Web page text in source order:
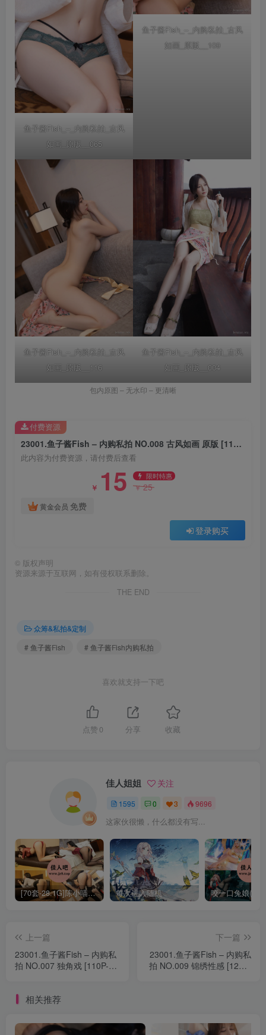
鱼子酱Fish_–_内购私拍_古风
如画_原版__065
鱼子酱Fish_–_内购私拍_古风
如画_原版__109
鱼子酱Fish_–_内购私拍_古风
如画_原版__116
鱼子酱Fish_–_内购私拍_古风
如画_原版__004
包内原图 – 无水印 – 更清晰
23001.鱼子酱Fish – 内购私拍 NO.008 古风如画 原版 [118P-1.43GB]
此内容为付费资源，请付费后查看
￥ 15 限时特惠
￥25
黄金会员 免费
登录购买
付费资源
© 版权声明
资源来源于互联网，如有侵权联系删除。
THE END
众筹&私拍&定制
# 鱼子酱Fish
# 鱼子酱Fish内购私拍
喜欢就支持一下吧
点赞 0 分享 收藏
佳人姐姐 关注
1595 0 3 9696
这家伙很懒，什么都没有写...
[70套-28.1G]陈小喵写真合集[持续更新] 每次进入随机
上一篇
23001.鱼子酱Fish – 内购私
拍 NO.007 独角戏 [110P-
下一篇
23001.鱼子酱Fish – 内购私
拍 NO.009 锦绣性感 [127P-
相关推荐